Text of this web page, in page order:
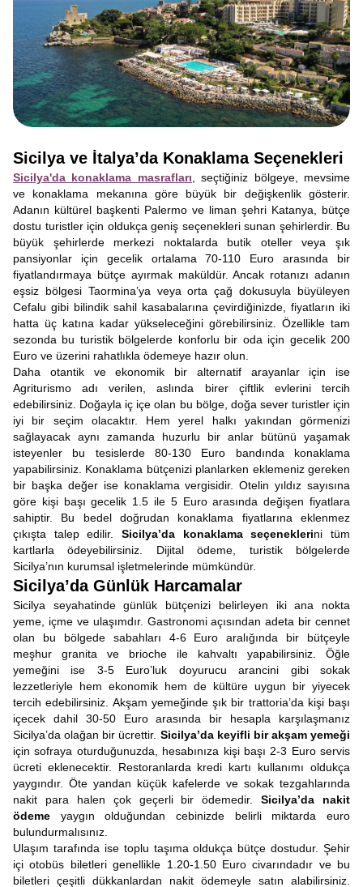
Sicilya ve İtalya’da Konaklama Seçenekleri
Sicilya'da konaklama masrafları , seçtiğiniz bölgeye, mevsime
ve konaklama mekanına göre büyük bir değişkenlik gösterir.
Adanın kültürel başkenti Palermo ve liman şehri Katanya, bütçe
dostu turistler için oldukça geniş seçenekleri sunan şehirlerdir. Bu
büyük şehirlerde merkezi noktalarda butik oteller veya şık
pansiyonlar için gecelik ortalama 70-110 Euro arasında bir
fiyatlandırmaya bütçe ayırmak maküldür. Ancak rotanızı adanın
eşsiz bölgesi Taormina’ya veya orta çağ dokusuyla büyüleyen
Cefalu gibi bilindik sahil kasabalarına çevirdiğinizde, fiyatların iki
hatta üç katına kadar yükseleceğini görebilirsiniz. Özellikle tam
sezonda bu turistik bölgelerde konforlu bir oda için gecelik 200
Euro ve üzerini rahatlıkla ödemeye hazır olun.
Daha otantik ve ekonomik bir alternatif arayanlar için ise
Agriturismo adı verilen, aslında birer çiftlik evlerini tercih
edebilirsiniz. Doğayla iç içe olan bu bölge, doğa sever turistler için
iyi bir seçim olacaktır. Hem yerel halkı yakından görmenizi
sağlayacak aynı zamanda huzurlu bir anlar bütünü yaşamak
isteyenler bu tesislerde 80-130 Euro bandında konaklama
yapabilirsiniz. Konaklama bütçenizi planlarken eklemeniz gereken
bir başka değer ise konaklama vergisidir. Otelin yıldız sayısına
göre kişi başı gecelik 1.5 ile 5 Euro arasında değişen fiyatlara
sahiptir. Bu bedel doğrudan konaklama fiyatlarına eklenmez
çıkışta talep edilir. Sicilya’da konaklama seçeneklerini tüm
kartlarla ödeyebilirsiniz. Dijital ödeme, turistik bölgelerde
Sicilya’nın kurumsal işletmelerinde mümkündür.
Sicilya’da Günlük Harcamalar
Sicilya seyahatinde günlük bütçenizi belirleyen iki ana nokta
yeme, içme ve ulaşımdır. Gastronomi açısından adeta bir cennet
olan bu bölgede sabahları 4-6 Euro aralığında bir bütçeyle
meşhur granita ve brioche ile kahvaltı yapabilirsiniz. Öğle
yemeğini ise 3-5 Euro’luk doyurucu arancini gibi sokak
lezzetleriyle hem ekonomik hem de kültüre uygun bir yiyecek
tercih edebilirsiniz. Akşam yemeğinde şık bir trattoria’da kişi başı
içecek dahil 30-50 Euro arasında bir hesapla karşılaşmanız
Sicilya’da olağan bir ücrettir. Sicilya’da keyifli bir akşam yemeği
için sofraya oturduğunuzda, hesabınıza kişi başı 2-3 Euro servis
ücreti eklenecektir. Restoranlarda kredi kartı kullanımı oldukça
yaygındır. Öte yandan küçük kafelerde ve sokak tezgahlarında
nakit para halen çok geçerli bir ödemedir.Sicilya’da nakit
ödeme yaygın olduğundan cebinizde belirli miktarda euro
bulundurmalısınız.
Ulaşım tarafında ise toplu taşıma oldukça bütçe dostudur. Şehir
içi otobüs biletleri genellikle 1.20-1.50 Euro civarındadır ve bu
biletleri çeşitli dükkanlardan nakit ödemeyle satın alabilirsiniz.